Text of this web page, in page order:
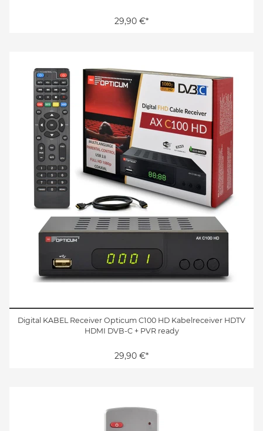
29,90 €*
Digital KABEL Receiver Opticum C100 HD Kabelreceiver HDTV
HDMI DVB-C + PVR ready
29,90 €*